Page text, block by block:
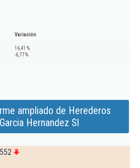
Variación
16,41 %
-6,77 %
ampliado de Herederos
Hernandez Sl